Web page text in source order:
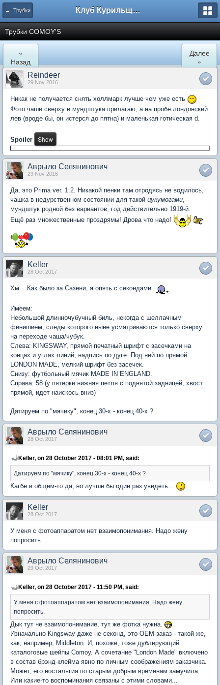
← Трубки Клуб Курильщиков Трубки
Трубки COMOY'S
«
Назад
Далее
»
Reindeer
29 Nov 2016
Никак не получается снять холлмарк лучше чем уже есть
Фото чаши сверху и мундштука прилагаю, а на пробе лондонский
лев (вроде бы, он истерся до пятна) и маленькая готическая d.
Spoiler
Аврыло Селянинович
29 Nov 2016
Да, это Prima ver. 1.2. Никакой пенки там отродясь не водилось,
чашка в недурственном состоянии для такой цукумогами
мундштук родной без вариантов, год действительно 1919-й.
Ещё раз множественные проздрямы! Дрова что надо!
Keller
28 Oct 2017
Хм... Как было за Сазени, я опять с секондами
Имеем:
Небольшой длинночубучный биль, некогда с шеллачным
финишием, следы которого ныне усматриваются только сверху
на переходе чаша/чубук.
Слева: KINGSWAY, прямой печатный шрифт с засечками на
концах и углах линий, надпись по дуге. Под ней по прямой
LONDON MADE, мелкий шрифт без засечек.
Снизу: футбольный мячик MADE IN ENGLAND.
Справа: 58 (у пятерки нижняя петля с поднятой задницей, хвост
прямой, идет наискось вниз)
Датируем по "мячику", конец 30-х - конец 40-х ?
Аврыло Селянинович
28 Oct 2017
Keller, on 28 October 2017 - 08:01 PM, said:
Датируем по "мячику", конец 30-х - конец 40-х ?
Кагбе в общем-то да, но лучше бы один раз увидеть...
Keller
28 Oct 2017
У меня с фотоаппаратом нет взаимопонимания. Надо жену
попросить.
Аврыло Селянинович
29 Oct 2017
Keller, on 28 October 2017 - 11:50 PM, said:
У меня с фотоаппаратом нет взаимопонимания. Надо жену
попросить.
Дык тут не взаимопонимание, тут же фотка нужна.
Изначально Kingsway даже не секонд, это OEM-заказ - такой же,
как, например, Middleton. И, похоже, тоже дублирующий
каталоговые шейпы Comoy. А сочетание "London Made" включено
в состав брэнд-клейма явно по личным соображениям заказчика.
Может, его ностальгия по старым добрым временам замучила.
Или какие-то воспоминания связаны с этими словами...